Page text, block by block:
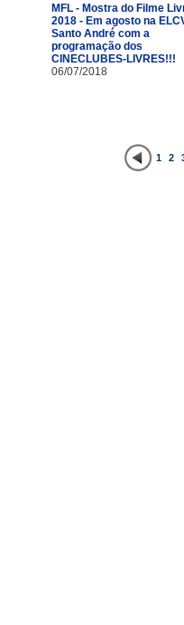
MFL - Mostra do Filme
2018 - Em agosto na
Santo André com a
programação dos
CINECLUBES-LIVRES!!!
06/07/2018
1 2